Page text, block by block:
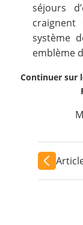
séjours
système
emblème
Continuer sur